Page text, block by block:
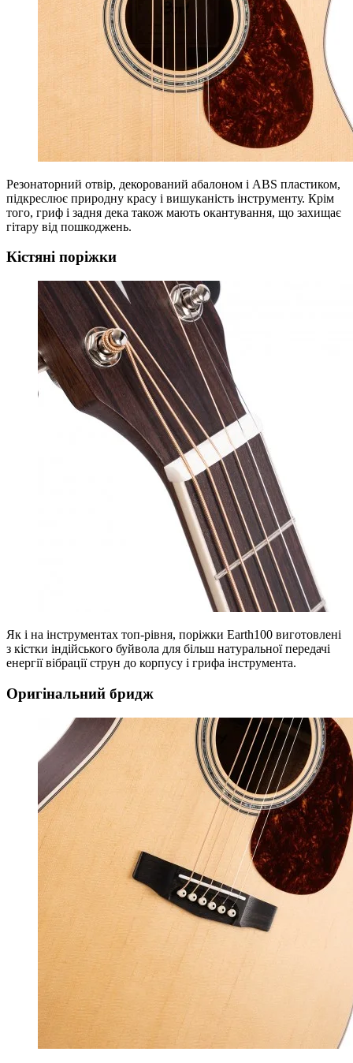
Резонаторний отвір, декорований абалоном і ABS пластиком,
підкреслює природну красу і вишуканість інструменту. Крім
того, гриф і задня дека також мають окантування, що захищає
гітару від пошкоджень.
Кістяні поріжки
Як і на інструментах топ-рівня, поріжки Earth100 виготовлені
з кістки індійського буйвола для більш натуральної передачі
енергії вібрації струн до корпусу і грифа інструмента.
Оригінальний бридж